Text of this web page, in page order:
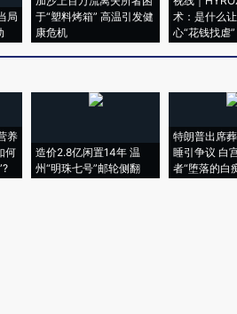
局
于“塑料烤箱” 高温引发健
康危机
术：是什么
心“花钱找虐”
养
何
造价2.8亿闲置14年 温
州“明珠七号”邮轮侧翻
特朗普出席
睡引争议 白
者“堕落的白